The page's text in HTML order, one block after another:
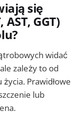
się
GGT)
widać
zależy to od
Prawidłowe
lub